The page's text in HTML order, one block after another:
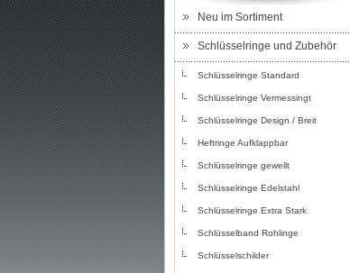
Neu im Sortiment
Schlüsselringe und Zubehör
Schlüsselringe Standard
Schlüsselringe Vermessingt
Schlüsselringe Design / Breit
Heftringe Aufklappbar
Schlüsselringe gewellt
Schlüsselringe Edelstahl
Schlüsselringe Extra Stark
Schlüsselband Rohlinge
Schlüsselschilder